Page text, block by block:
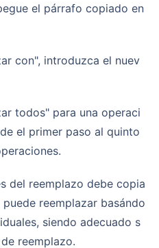
el primer paso al quinto
reemplazar basándo
siendo adecuado s
reemplazo.